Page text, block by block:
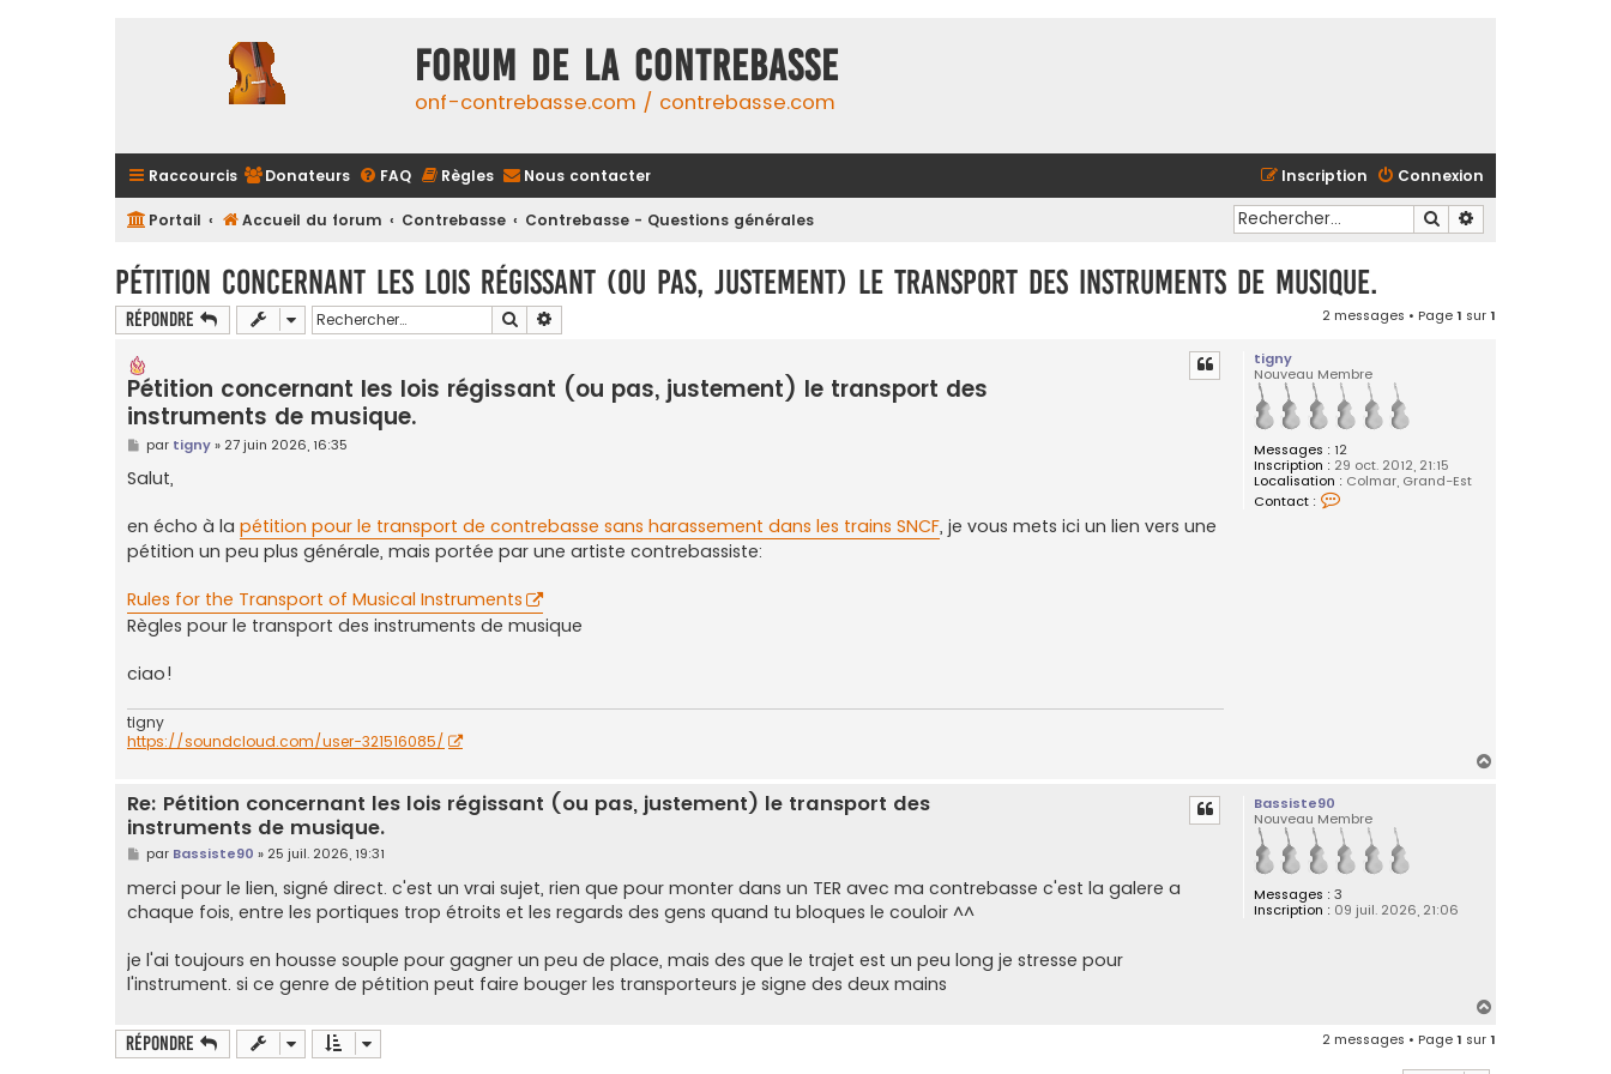
FORUM DE LA CONTREBASSE
onf-contrebasse.com / contrebasse.com
Raccourcis Donateurs FAQ Règles Nous contacter Connexion
Inscription
Portail Accueil du forum Contrebasse Contrebasse - Questions générales Rechercher
Pétition concernant les lois régissant (ou pas, justement) le transport des instruments de musique.
Répondre Rechercher 2 messages • Page1 sur1
tigny
Nouveau Membre
Messages : 12
Inscription : 29 oct. 2012, 21:15
Localisation : Colmar, Grand-Est
Contact :
Pétition concernant les lois régissant (ou pas, justement) le transport des
instruments de musique.
M
e
s
s
g
e
par tigny» 27 juin 2026, 16:35
Salut,
en écho à la pétition pour le transport de contrebasse sans harassement dans les trains SNCF, je vous mets ici un lien vers une
pétition un peu plus générale, mais portée par une artiste contrebassiste:
Rules for the Transport of Musical Instruments
Règles pour le transport des instruments de musique
ciao!
tigny
https://soundcloud.com/user-321516085/
Bassiste90
Nouveau Membre
Messages : 3
Inscription : 09 juil. 2026, 21:06
Re: Pétition concernant les lois régissant (ou pas, justement) le transport des
instruments de musique.
M
e
s
s
a
par Bassiste90 » 25 juil. 2026, 19:31
merci pour le lien, signé direct. c'est un vrai sujet, rien que pour monter dans un TER avec ma contrebasse c'est la galere a
chaque fois, entre les portiques trop étroits et les regards des gens quand tu bloques le couloir ^^
je l'ai toujours en housse souple pour gagner un peu de place, mais des que le trajet est un peu long je stresse pour
l'instrument. si ce genre de pétition peut faire bouger les transporteurs je signe des deux mains
Répondre 2 messages • Page1 sur1